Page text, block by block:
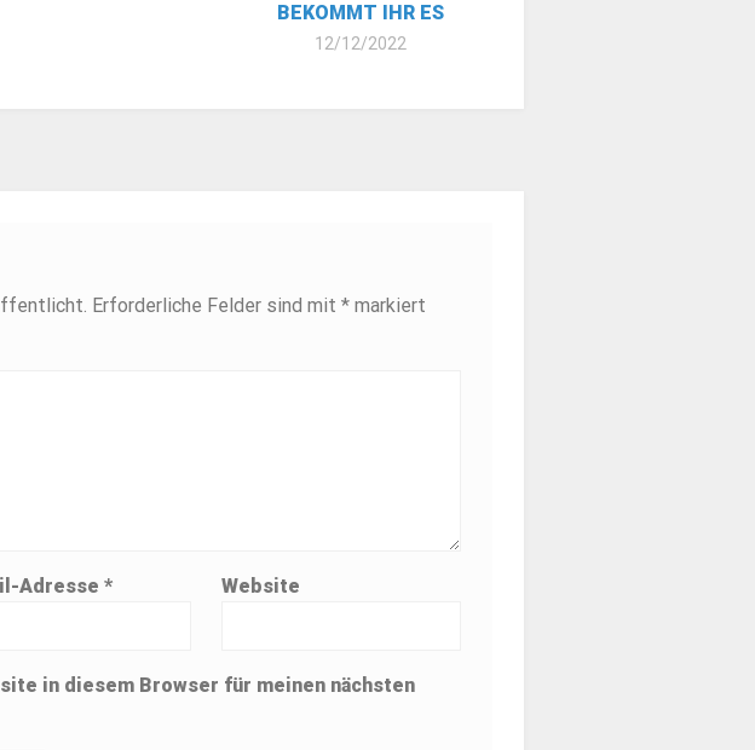
BEKOMMT IHR ES
12/12/2022
Erforderliche Felder sind mit *markiert
Adresse* Website
in diesem Browser für meinen nächsten